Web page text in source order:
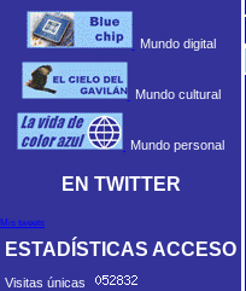
Mundo digital
Mundo cultural
Mundo personal
EN TWITTER
Mis tweets
ESTADÍSTICAS ACCESO
Visitas únicas